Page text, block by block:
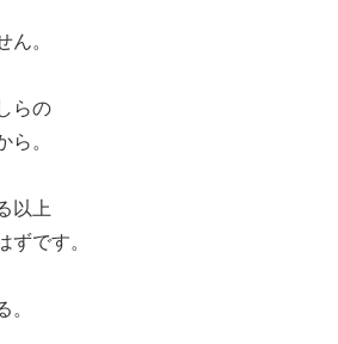
ん。
らの
ら。
以上
ずです。
。